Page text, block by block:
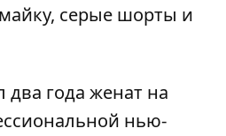
серые шорты и
года женат на
нью-